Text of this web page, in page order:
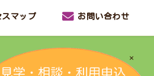
スマップ お問い合わせ
×